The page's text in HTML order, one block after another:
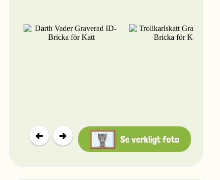
Se verkligt foto